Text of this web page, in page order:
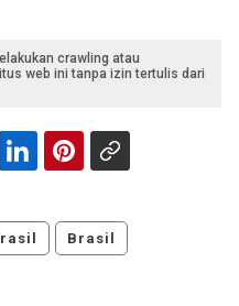
crawling atau
web ini tanpa izin tertulis dari
Brasil